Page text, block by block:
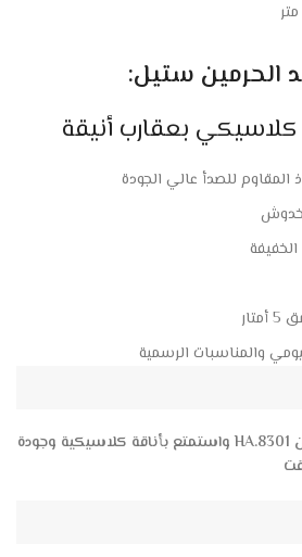
الحرمين ستيل:
كلاسيكي بعقارب أنيقة
المقاوم للصدأ عالي الجودة
والمناسبات الرسمية
اقتني الآن ساعة الحرمين HA.8301 واستمتع بأناقة كلاسيكية وجودة